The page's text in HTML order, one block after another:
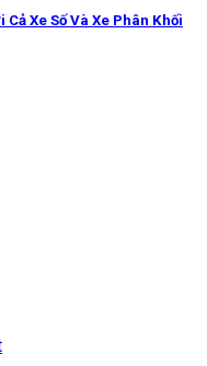
Xe Số Và Xe Phân Khối